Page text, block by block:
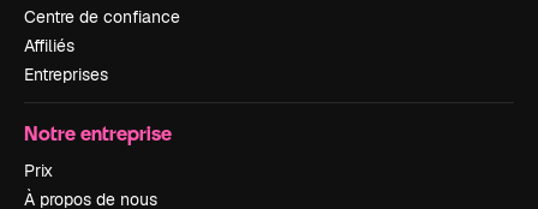
Centre de confiance
Affiliés
Entreprises
Notre entreprise
Prix
À propos de nous